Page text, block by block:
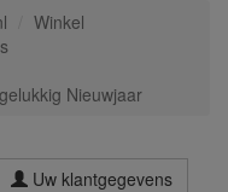
Winkel
Nieuwjaar
Uw klantgegevens